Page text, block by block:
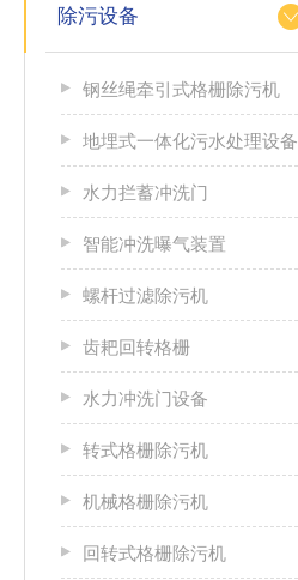
除污设备
钢丝绳牵引式格栅除污机
地埋式一体化污水处理设备
水力拦蓄冲洗门
智能冲洗曝气装置
螺杆过滤除污机
齿耙回转格栅
水力冲洗门设备
转式格栅除污机
机械格栅除污机
回转式格栅除污机